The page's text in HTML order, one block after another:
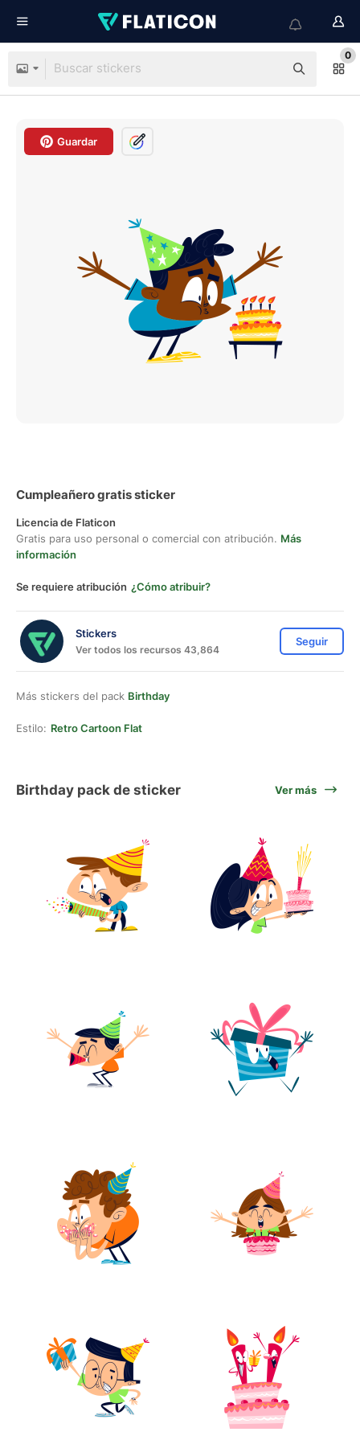
0
Guardar
Cumpleañero gratis sticker
Licencia de Flaticon
Gratis para uso personal o comercial con atribución. Más
información
Se requiere atribución ¿Cómo atribuir?
Stickers
Ver todos los recursos 43,864
Seguir
Más stickers del pack Birthday
Estilo: Retro Cartoon Flat
Birthday pack de sticker Ver más